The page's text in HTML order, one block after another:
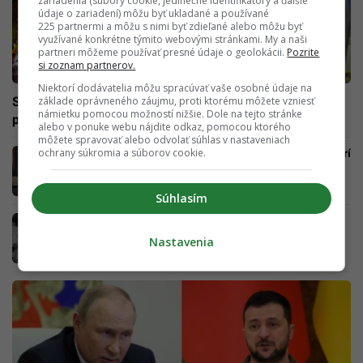
Strelecký útok v Izraeli: Páchateľ zaútočil na autobus pri
posvätnom Múre nárekov
Horší ako bin Ládin: V skutočnosti bol Zawahrí
mozgom 11. septembra. Lekár vyvíjal
biologické zbrane
utajiť mučenie, tvrdí Ukrajina o útoku na
údaje o zariadení) môžu byť ukladané a používané
225 partnermi a môžu s nimi byť zdieľané alebo môžu byť
využívané konkrétne týmito webovými stránkami. My a naši
partneri môžeme používať presné údaje o geolokácii. Pozrite
si zoznam partnerov.
Niektorí dodávatelia môžu spracúvať vaše osobné údaje na
základe oprávneného záujmu, proti ktorému môžete vzniesť
námietku pomocou možností nižšie. Dole na tejto stránke
alebo v ponuke webu nájdite odkaz, pomocou ktorého
môžete spravovať alebo odvolať súhlas v nastaveniach
ochrany súkromia a súborov cookie.
Súhlasím
Nastavenia